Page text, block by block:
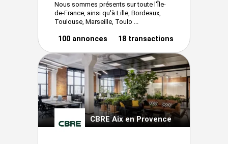
Nous sommes présents sur toute l'Île-
de-France, ainsi qu'à Lille, Bordeaux,
Toulouse, Marseille, Toulo ...
100 annonces 18 transactions
CBRE Aix en Provence